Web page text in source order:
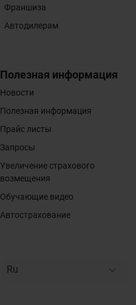
Франшиза
Автодилерам
Полезная информация
Новости
Полезная информация
Прайс листы
Запросы
Увеличение страхового
возмещения
Обучающие видео
Автострахование